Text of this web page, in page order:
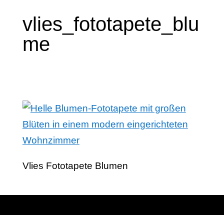
vlies_fototapete_blu
me
Vlies Fototapete Blumen